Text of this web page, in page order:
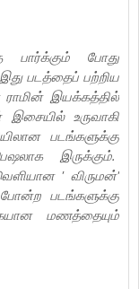
பார்க்கும் போது
படத்தைப் பற்றிய
ராமின் இயக்கத்தில்
உருவாகி
படங்களுக்கு
இருக்கும்.
' விருமன்'
படங்களுக்கு
மணத்தையும்